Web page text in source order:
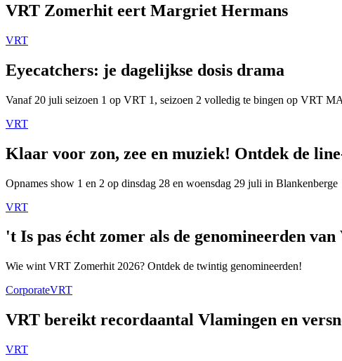
VRT Zomerhit eert Margriet Hermans
VRT
Eyecatchers: je dagelijkse dosis drama
Vanaf 20 juli seizoen 1 op VRT 1, seizoen 2 volledig te bingen op VRT
VRT
Klaar voor zon, zee en muziek! Ontdek de
Opnames show 1 en 2 op dinsdag 28 en woensdag 29 juli in Blankenberge
VRT
't Is pas écht zomer als de genomineerden
Wie wint VRT Zomerhit 2026? Ontdek de twintig genomineerden!
CorporateVRT
VRT bereikt recordaantal Vlamingen en
VRT